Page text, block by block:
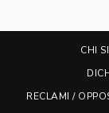
CHI
RECLAMI /